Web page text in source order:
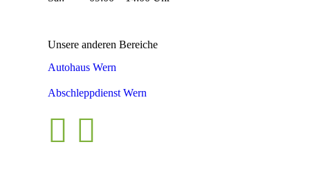
Unsere anderen Bereiche
Autohaus Wern
Abschleppdienst Wern